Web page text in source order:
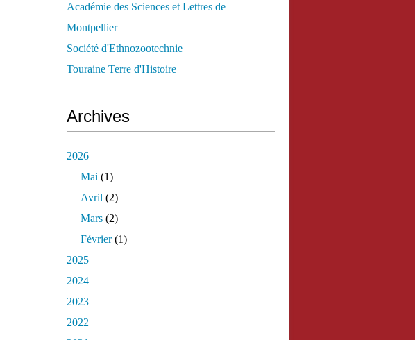
Académie des Sciences et Lettres de
Montpellier
Société d'Ethnozootechnie
Touraine Terre d'Histoire
Archives
2026
Mai (1)
Avril (2)
Mars (2)
Février(1)
2025
2024
2023
2022